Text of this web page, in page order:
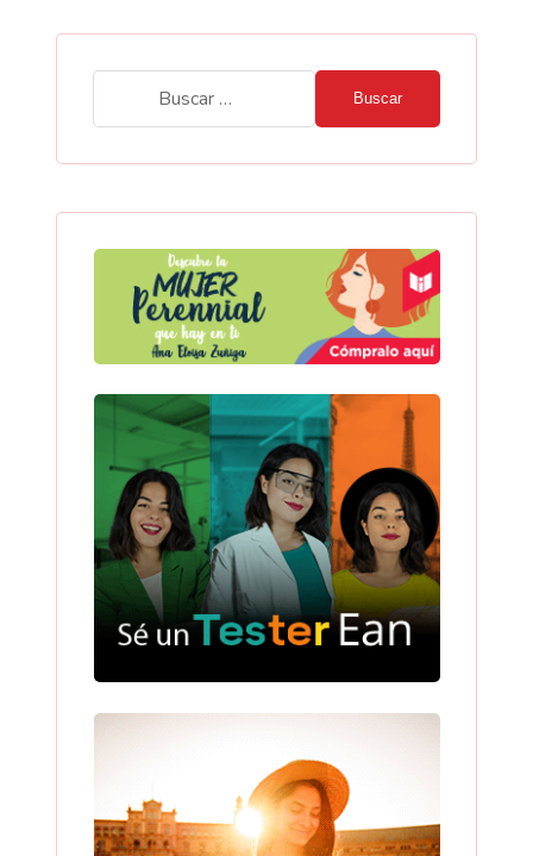
Buscar